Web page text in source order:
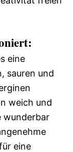
eine
sauren und
weich und
wunderbar
eine